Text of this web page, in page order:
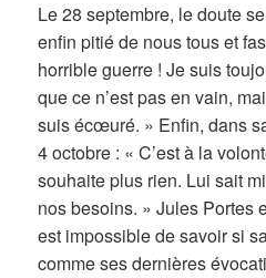
Le 28 septembre, le doute
enfin pitié de nous tous et
horrible guerre ! Je suis
que ce n’est pas en vain,
suis écœuré. » Enfin, dans
4 octobre : « C’est à la
souhaite plus rien. Lui sait
nos besoins. » Jules Portes
est impossible de savoir si
comme ses dernières